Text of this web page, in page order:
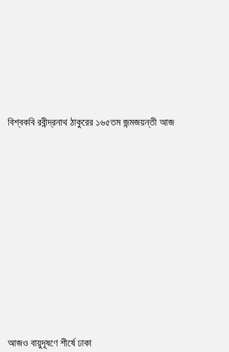
বিশ্বকবি রবীন্দ্রনাথ ঠাকুরের ১৬৫তম জন্মজয়ন্তী আজ
আজও বায়ুদূষণে শীর্ষে ঢাকা